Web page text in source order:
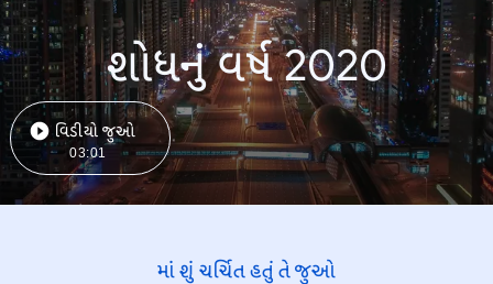
શોધનું વર્ષ 2020
વિડીયો જુઓ
03:01
માં શું ચર્ચિત હતું તે જુઓ